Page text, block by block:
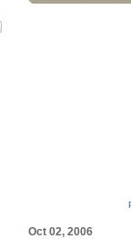
Oct 02, 2006